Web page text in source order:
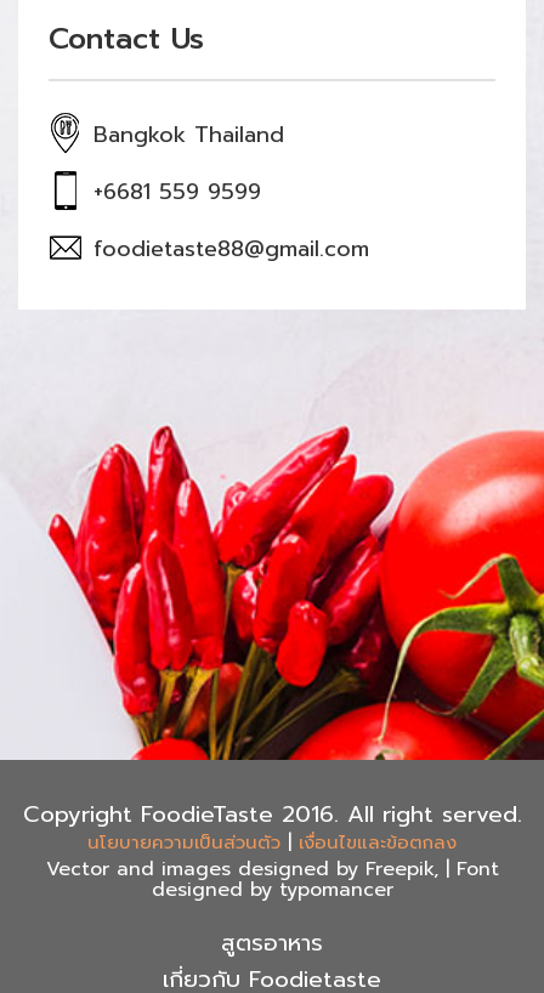
Contact Us
Bangkok Thailand
+6681 559 9599
foodietaste88@gmail.com
Copyright FoodieTaste 2016. All right served.
นโยบายความเป็นส่วนตัว | เงื่อนไขและข้อตกลง
Vector and images designed by Freepik, | Font
designed by typomancer
สูตรอาหาร
เกี่ยวกับ Foodietaste